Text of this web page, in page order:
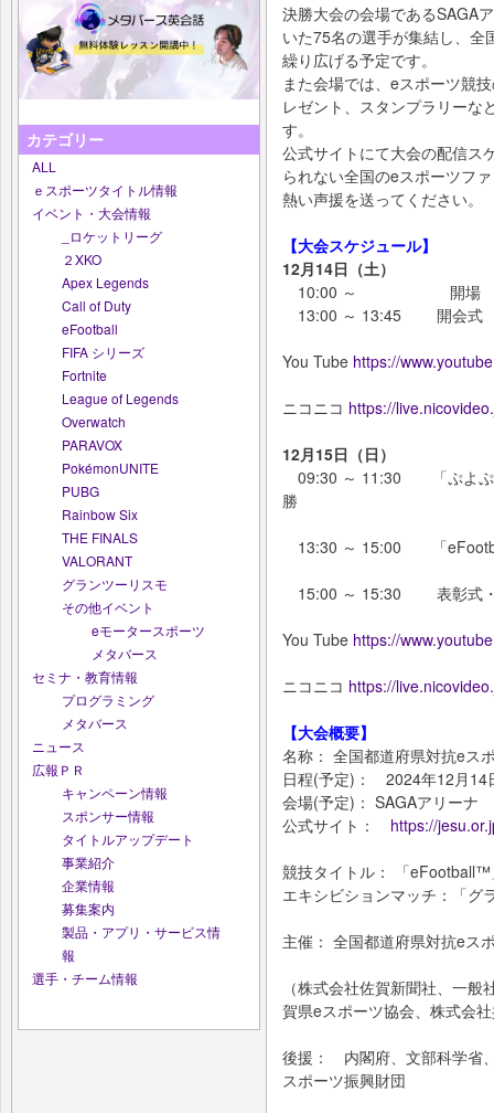
カテゴリー
ALL
ｅスポーツタイトル情報
イベント・大会情報
_ロケットリーグ
２XKO
Apex Legends
Call of Duty
eFootball
FIFA シリーズ
Fortnite
League of Legends
Overwatch
PARAVOX
PokémonUNITE
PUBG
Rainbow Six
THE FINALS
VALORANT
グランツーリスモ
その他イベント
eモータースポーツ
メタバース
セミナ・教育情報
プログラミング
メタバース
ニュース
広報ＰＲ
キャンペーン情報
スポンサー情報
タイトルアップデート
事業紹介
企業情報
募集案内
製品・アプリ・サービス情
報
選手・チーム情報
決勝大会の会場であるSAGA
いた75名の選手が集結し、
繰り広げる予定です。
また会場では、eスポーツ競
レゼント、スタンプラリーな
す。
公式サイトにて大会の配信ス
られない全国のeスポーツフ
熱い声援を送ってください。
【大会スケジュール】
12月14日（土）
10:00 ～ 開場
13:00 ～ 13:45 開会式
You Tube https://
ニコニコ https://
12月15日（日）
09:30 ～ 11:30 「ぷよぷ
勝
13:30 ～ 15:00 「
15:00 ～ 15:30 表彰式
You Tube https://
ニコニコ https://
【大会概要】
名称： 全国都道府県対抗eス
日程(予定)： 2024年12月14
会場(予定)： SAGAアリーナ
公式サイト： https://
競技タイトル： 「
エキシビションマッチ：「グ
主催： 全国都道府県対抗eス
（株式会社佐賀新聞社、一
賀県eスポーツ協会、株式会
後援： 内閣府、文部科学省
スポーツ振興財団